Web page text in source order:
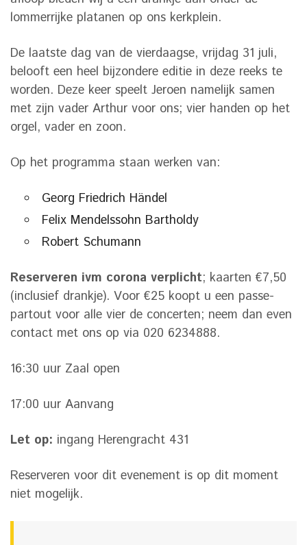
lommerrijke platanen op ons kerkplein.
De laatste dag van de vierdaagse, vrijdag 31 juli,
belooft een heel bijzondere editie in deze reeks te
worden. Deze keer speelt Jeroen namelijk samen
met zijn vader Arthur voor ons; vier handen op het
orgel, vader en zoon.
Op het programma staan werken van:
Georg Friedrich Händel
Felix Mendelssohn Bartholdy
Robert Schumann
Reserveren ivm corona verplicht; kaarten €7,50
(inclusief drankje). Voor €25 koopt u een passe-
partout voor alle vier de concerten; neem dan even
contact met ons op via 020 6234888.
16:30 uur Zaal open
17:00 uur Aanvang
Let op: ingang Herengracht 431
Reserveren voor dit evenement is op dit moment
niet mogelijk.